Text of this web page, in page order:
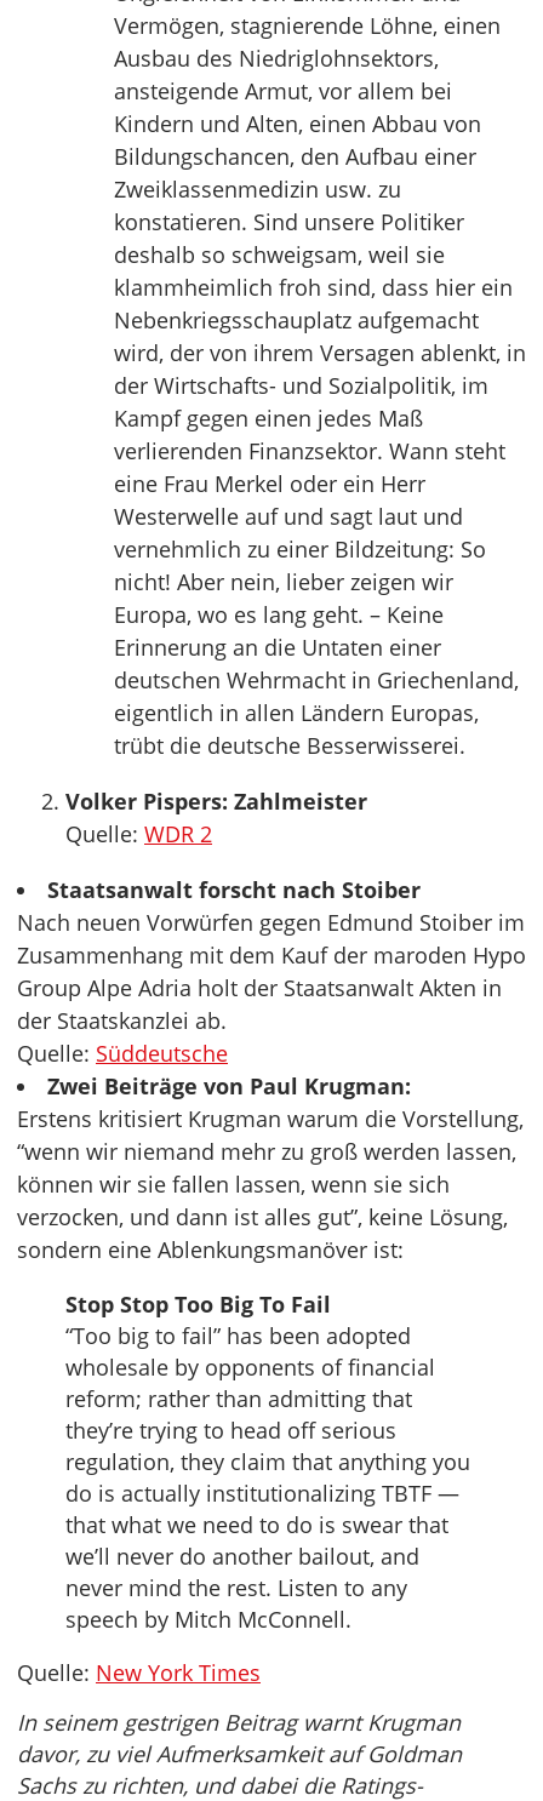
Vermögen, stagnierende Löhne, einen
Ausbau des Niedriglohnsektors,
ansteigende Armut, vor allem bei
Kindern und Alten, einen Abbau von
Bildungschancen, den Aufbau einer
Zweiklassenmedizin usw. zu
konstatieren. Sind unsere Politiker
deshalb so schweigsam, weil sie
klammheimlich froh sind, dass hier ein
Nebenkriegsschauplatz aufgemacht
wird, der von ihrem Versagen ablenkt, in
der Wirtschafts- und Sozialpolitik, im
Kampf gegen einen jedes Maß
verlierenden Finanzsektor. Wann steht
eine Frau Merkel oder ein Herr
Westerwelle auf und sagt laut und
vernehmlich zu einer Bildzeitung: So
nicht! Aber nein, lieber zeigen wir
Europa, wo es lang geht. – Keine
Erinnerung an die Untaten einer
deutschen Wehrmacht in Griechenland,
eigentlich in allen Ländern Europas,
trübt die deutsche Besserwisserei.
Volker Pispers: Zahlmeister
Quelle: WDR 2
Staatsanwalt forscht nach Stoiber
Nach neuen Vorwürfen gegen Edmund Stoiber im
Zusammenhang mit dem Kauf der maroden Hypo
Group Alpe Adria holt der Staatsanwalt Akten in
der Staatskanzlei ab.
Quelle: Süddeutsche
Zwei Beiträge von Paul Krugman:
Erstens kritisiert Krugman warum die Vorstellung,
“wenn wir niemand mehr zu groß werden lassen,
können wir sie fallen lassen, wenn sie sich
verzocken, und dann ist alles gut”, keine Lösung,
sondern eine Ablenkungsmanöver ist:
Stop Stop Too Big To Fail
“Too big to fail” has been adopted
wholesale by opponents of financial
reform; rather than admitting that
they’re trying to head off serious
regulation, they claim that anything you
do is actually institutionalizing TBTF —
that what we need to do is swear that
we’ll never do another bailout, and
never mind the rest. Listen to any
speech by Mitch McConnell.
Quelle: New York Times
In seinem gestrigen Beitrag warnt Krugman
davor, zu viel Aufmerksamkeit auf Goldman
Sachs zu richten, und dabei die Ratings-